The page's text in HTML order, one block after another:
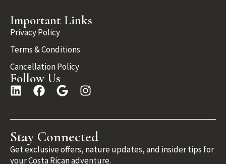
Important Links
Privacy Policy
Terms & Conditions
Cancellation Policy
Follow Us
Stay Connected
Get exclusive offers, nature updates, and insider tips for
your Costa Rican adventure.